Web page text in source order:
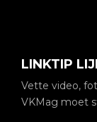
LINKTIP
Vette video,
VKMag moet